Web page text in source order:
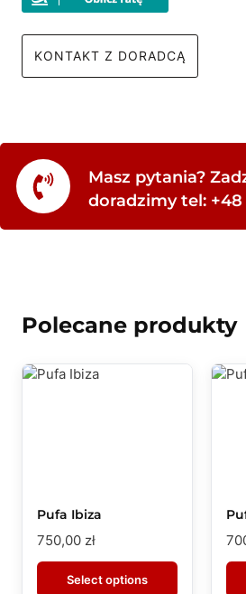
KONTAKT Z DORADCĄ
Masz pytania?
doradzimy tel: +48
Polecane produkty
Pufa Ibiza
750,00 zł
Select options